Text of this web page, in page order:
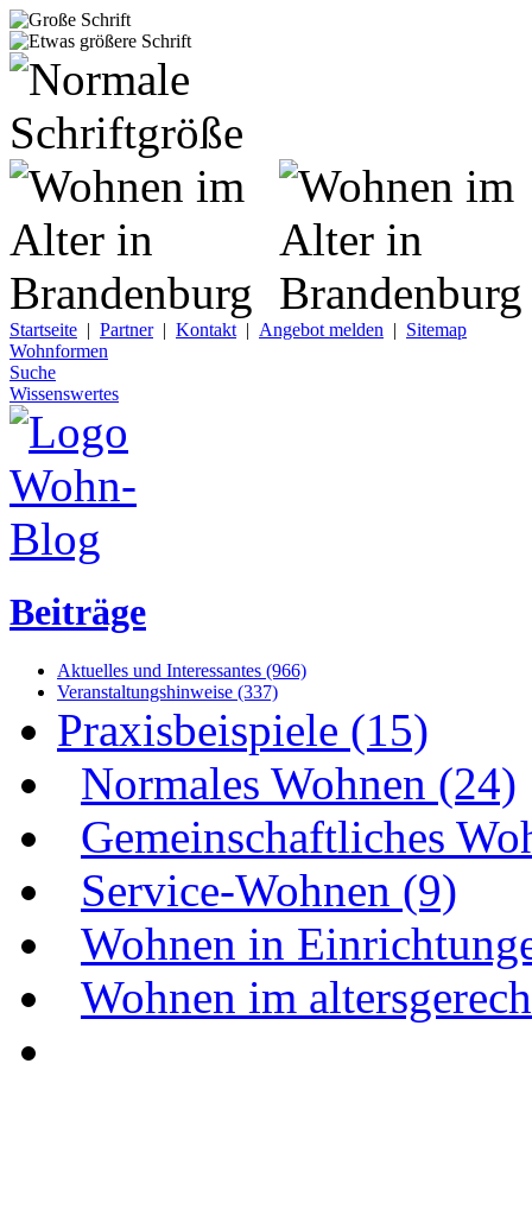
Startseite | Partner| Kontakt | Angebot melden | Sitemap
Wohnformen
Suche
Wissenswertes
Beiträge
Aktuelles und Interessantes (966)
Veranstaltungshinweise (337)
Praxisbeispiele (15)
Normales Wohnen (24)
Gemeinschaftliches
Service-Wohnen (9)
Wohnen in
Wohnen im